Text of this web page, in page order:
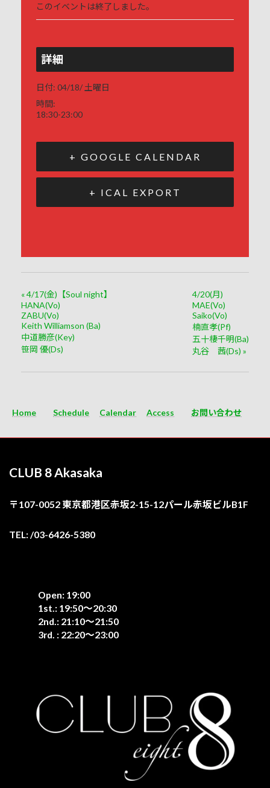
このイベントは終了しました。
詳細
日付: 04/18/ 土曜日
時間:
18:30-23:00
+ GOOGLE CALENDAR
+ ICAL EXPORT
«4/17(金)【Soul night】
HANA(Vo)
ZABU(Vo)
Keith Williamson (Ba)
中道勝彦(Key)
笹岡 優(Ds)
4/20(月)
MAE(Vo)
Saiko(Vo)
楠直孝(Pf)
五十棲千明(Ba)
丸谷 茜(Ds) »
Home Schedule Calendar Access お問い合わせ
CLUB 8 Akasaka
〒107-0052 東京都港区赤坂2-15-12パール赤坂ビルB1F
TEL: /03-6426-5380
Open: 19:00
1st.: 19:50〜20:30
2nd.: 21:10〜21:50
3rd. : 22:20〜23:00